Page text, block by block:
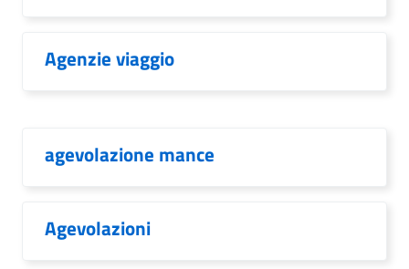
Agenzie viaggio
agevolazione mance
Agevolazioni